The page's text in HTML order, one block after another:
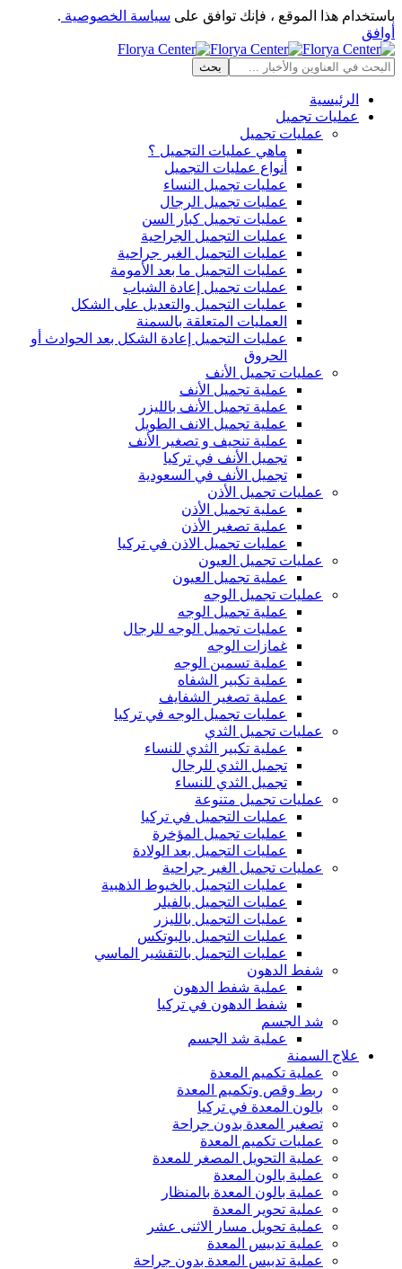
باستخدام هذا الموقع ، فإنك توافق على سياسة الخصوصية .
أوافق
الرئيسية
عمليات تجميل
عمليات تجميل
ماهي عمليات التجميل ؟
أنواع عمليات التجميل
عمليات تجميل النساء
عمليات تجميل الرجال
عمليات تجميل كبار السن
عمليات التجميل الجراحية
عمليات التجميل الغير جراحية
عمليات التجميل ما بعد الأمومة
عمليات تجميل إعادة الشباب
عمليات التجميل والتعديل على الشكل
العمليات المتعلقة بالسمنة
عمليات التجميل إعادة الشكل بعد الحوادث أو
الحروق
عمليات تجميل الأنف
عملية تجميل الأنف
عملية تجميل الأنف بالليزر
عملية تجميل الانف الطويل
عملية تنحيف و تصغير الأنف
تجميل الأنف في تركيا
تجميل الأنف في السعودية
عمليات تجميل الأذن
عملية تجميل الأذن
عملية تصغير الأذن
عمليات تجميل الاذن في تركيا
عمليات تجميل العيون
عملية تجميل العيون
عمليات تجميل الوجه
عملية تجميل الوجه
عمليات تجميل الوجه للرجال
غمازات الوجه
عملية تسمين الوجه
عملية تكبير الشفاه
عملية تصغير الشفايف
عمليات تجميل الوجه في تركيا
عمليات تجميل الثدي
عملية تكبير الثدي للنساء
تجميل الثدي للرجال
تجميل الثدي ‏للنساء
عمليات تجميل متنوعة
عمليات التجميل في تركيا
عمليات تجميل المؤخرة
عمليات التجميل بعد الولادة
عمليات تجميل الغير جراحية
عمليات التجميل بالخيوط الذهبية
عمليات التجميل بالفيلر
عمليات التجميل بالليزر
عمليات التجميل بالبوتكس
عمليات التجميل بالتقشير الماسي
شفط الدهون
عملية شفط الدهون
شفط الدهون في تركيا
شد الجسم
عملية شد الجسم
علاج السمنة
عملية تكميم المعدة
ربط وقص وتكميم المعدة
بالون المعدة في تركيا
تصغير المعدة بدون جراحة
عمليات تكميم المعدة
عملية التحويل المصغر للمعدة
عملية بالون المعدة
عملية بالون المعدة بالمنظار
عملية تحوير المعدة
عملية تحويل مسار الاثنى عشر
عملية تدبيس المعدة
عملية تدبيس المعدة بدون جراحة